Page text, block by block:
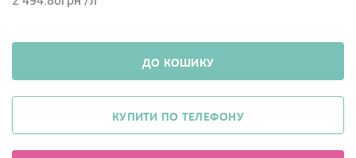
ДО КОШИКУ
КУПИТИ ПО ТЕЛЕФОНУ